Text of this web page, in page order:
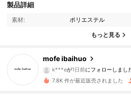
製品詳細
素材: ポリエステル
もっと見る
mofe ibaihuo
371 フォロワー
k***eが1日前にフォローしました
4.77
371 フォロワー
7.8K 件が最近販売されました